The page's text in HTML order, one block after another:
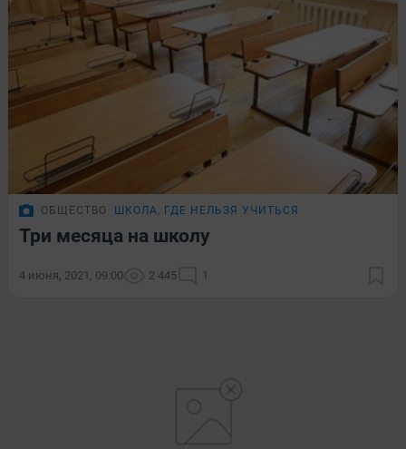
ОБЩЕСТВО ШКОЛА, ГДЕ НЕЛЬЗЯ УЧИТЬСЯ
Три месяца на школу
4 июня, 2021, 09:00 2 445 1